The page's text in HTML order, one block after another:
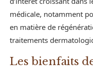
médicale, notamment
en matière de
traitements
Les bienfaits